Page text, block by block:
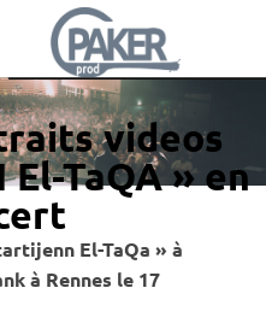
videos
El-TaQA » en
El-TaQa » à
à Rennes le 17